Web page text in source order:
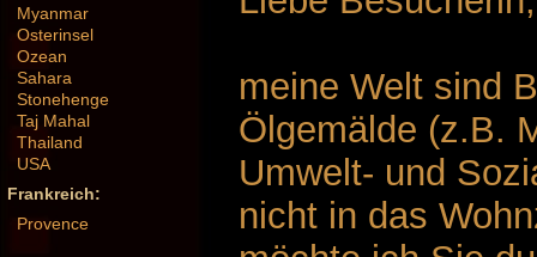
Myanmar
Osterinsel
Ozean
Sahara
Stonehenge
Taj Mahal
Thailand
USA
Frankreich:
Provence
meine Welt sind
Ölgemälde (z.B.
Umwelt- und
nicht in das